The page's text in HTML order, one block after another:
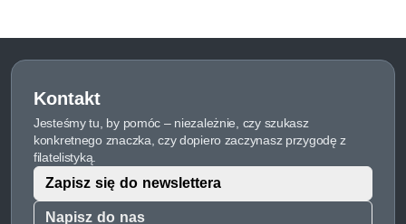
Kontakt
Jesteśmy tu, by pomóc – niezależnie, czy szukasz
konkretnego znaczka, czy dopiero zaczynasz przygodę z
filatelistyką.
Napisz do nas
Zapisz się do newslettera